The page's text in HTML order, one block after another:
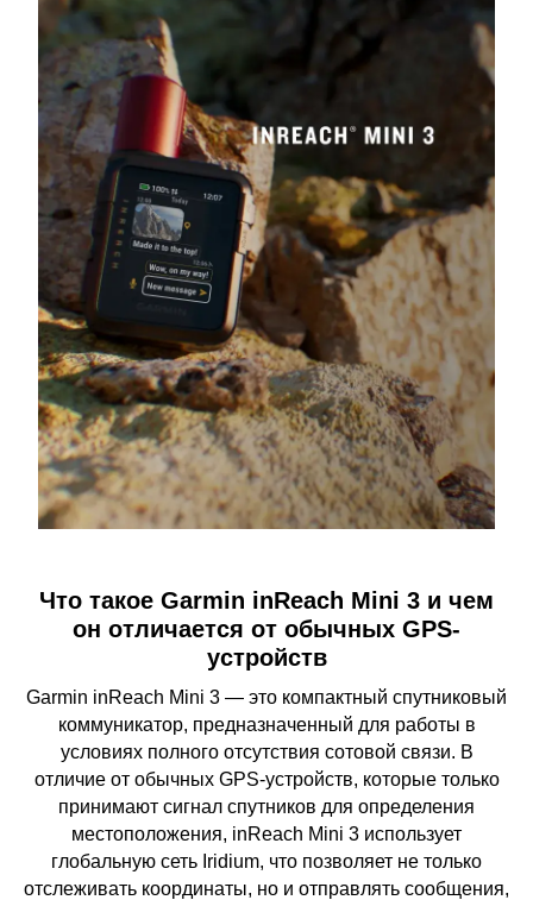
Что такое Garmin inReach Mini 3 и чем
он отличается от обычных GPS-
устройств
Garmin inReach Mini 3 — это компактный спутниковый
коммуникатор, предназначенный для работы в
условиях полного отсутствия сотовой связи. В
отличие от обычных GPS-устройств, которые только
принимают сигнал спутников для определения
местоположения, inReach Mini 3 использует
глобальную сеть Iridium, что позволяет не только
отслеживать координаты, но и отправлять сообщения,